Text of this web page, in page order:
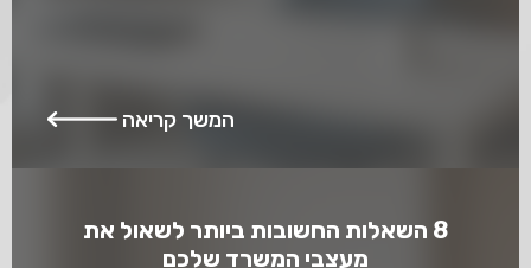
המשך קריאה
8 השאלות החשובות ביותר לשאול את
מעצבי המשרד שלכם